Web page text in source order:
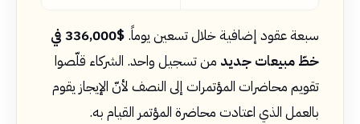
سبعة عقود إضافية خلال تسعين يوماً.
$336,000 في
خطّ مبيعات جديد من تسجيل واحد. الشركاء قلّصوا
تقويم محاضرات المؤتمرات إلى النصف لأنّ الإيجاز يقوم
بالعمل الذي اعتادت محاضرة المؤتمر القيام به.